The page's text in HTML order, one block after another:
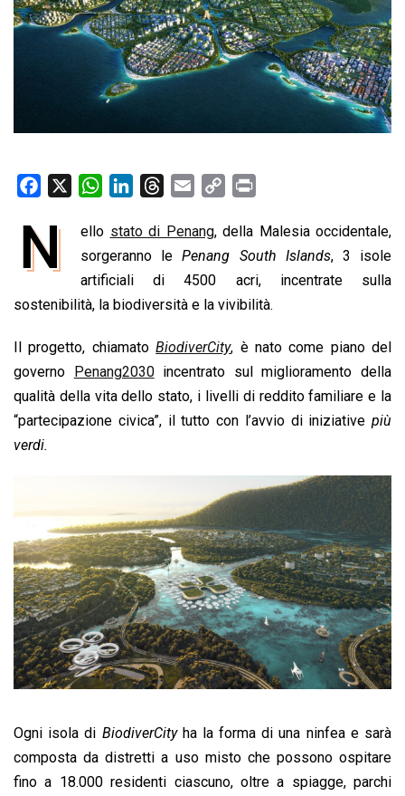
e
o
k
W
a
t
s
A
p
n
k
e
d
n
r
e
a
d
a
i
l
p
y
i
k
n
t
N ello stato di Penang, della Malesia occidentale,
sorgeranno lePenang South Islands, 3 isole
artificiali di 4500 acri, incentrate sulla
sostenibilità, la biodiversità e la vivibilità.
Il progetto, chiamatoBiodiverCity, è nato come piano del
governo
Penang2030incentrato sul miglioramento della
qualità della vita dello stato, i livelli di reddito familiare e la
“partecipazione civica”, il tutto con l’avvio di iniziative più
verdi.
Ogni isola di BiodiverCityha la forma di una ninfea e sarà
composta da distretti a uso misto che possono ospitare
fino a 18.000 residenti ciascuno, oltre a spiagge, parchi